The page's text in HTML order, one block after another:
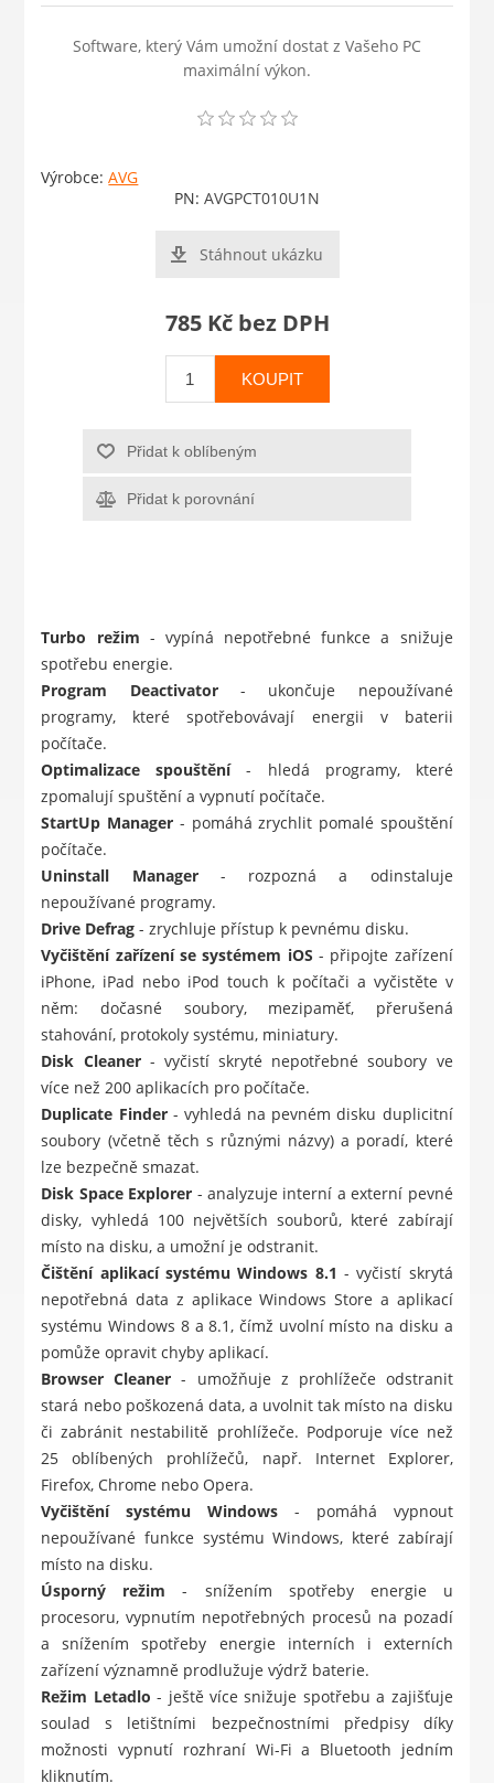
Software, který Vám umožní dostat z Vašeho PC
maximální výkon.
Výrobce: AVG
PN: AVGPCT010U1N
Stáhnout ukázku
785 Kč bez DPH
KOUPIT
Přidat k oblíbeným
Přidat k porovnání
Turbo režim - vypíná nepotřebné funkce a snižuje
spotřebu energie.
Program Deactivator- ukončuje nepoužívané
programy, které spotřebovávají energii v baterii
počítače.
Optimalizace spouštění- hledá programy, které
zpomalují spuštění a vypnutí počítače.
StartUp Manager - pomáhá zrychlit pomalé spouštění
počítače.
Uninstall Manager- rozpozná a odinstaluje
nepoužívané programy.
Drive Defrag - zrychluje přístup k pevnému disku.
Vyčištění zařízení se systémem iOS - připojte zařízení
iPhone, iPad nebo iPod touch k počítači a vyčistěte v
něm: dočasné soubory, mezipaměť, přerušená
stahování, protokoly systému, miniatury.
Disk Cleaner- vyčistí skryté nepotřebné soubory ve
více než 200 aplikacích pro počítače.
Duplicate Finder- vyhledá na pevném disku duplicitní
soubory (včetně těch s různými názvy) a poradí, které
lze bezpečně smazat.
Disk Space Explorer - analyzuje interní a externí pevné
disky, vyhledá 100 největších souborů, které zabírají
místo na disku, a umožní je odstranit.
Čištění aplikací systému Windows 8.1 - vyčistí skrytá
nepotřebná data z aplikace Windows Store a aplikací
systému Windows 8 a 8.1, čímž uvolní místo na disku a
pomůže opravit chyby aplikací.
Browser Cleaner - umožňuje z prohlížeče odstranit
stará nebo poškozená data, a uvolnit tak místo na disku
či zabránit nestabilitě prohlížeče. Podporuje více než
25 oblíbených prohlížečů, např. Internet Explorer,
Firefox, Chrome nebo Opera.
Vyčištění systému Windows - pomáhá vypnout
nepoužívané funkce systému Windows, které zabírají
místo na disku.
Úsporný režim - snížením spotřeby energie u
procesoru, vypnutím nepotřebných procesů na pozadí
a snížením spotřeby energie interních i externích
zařízení významně prodlužuje výdrž baterie.
Režim Letadlo - ještě více snižuje spotřebu a zajišťuje
soulad s letištními bezpečnostními předpisy díky
možnosti vypnutí rozhraní Wi-Fi a Bluetooth jedním
kliknutím.